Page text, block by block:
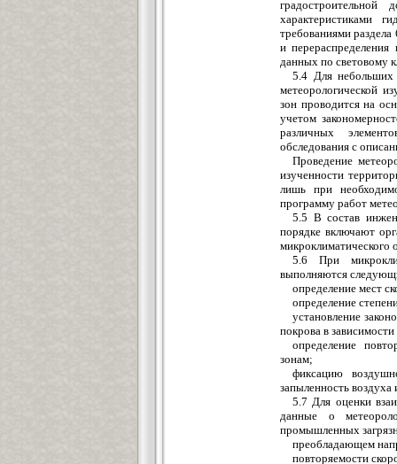
характеристиками
требованиями
и
данных по световому
5.4 Для небольших
метеорологической
зон проводится на
учетом
различных
обследования с
Проведение
изученности
лишь при
программу работ
5.5 В состав
порядке включают
микроклиматического
5.6 При
выполняются
определение мест
определение
установление
покрова в
определение
зонам;
фиксацию
запыленность воздуха
5.7 Для оценки
данные о
промышленных
преобладающем
повторяемости